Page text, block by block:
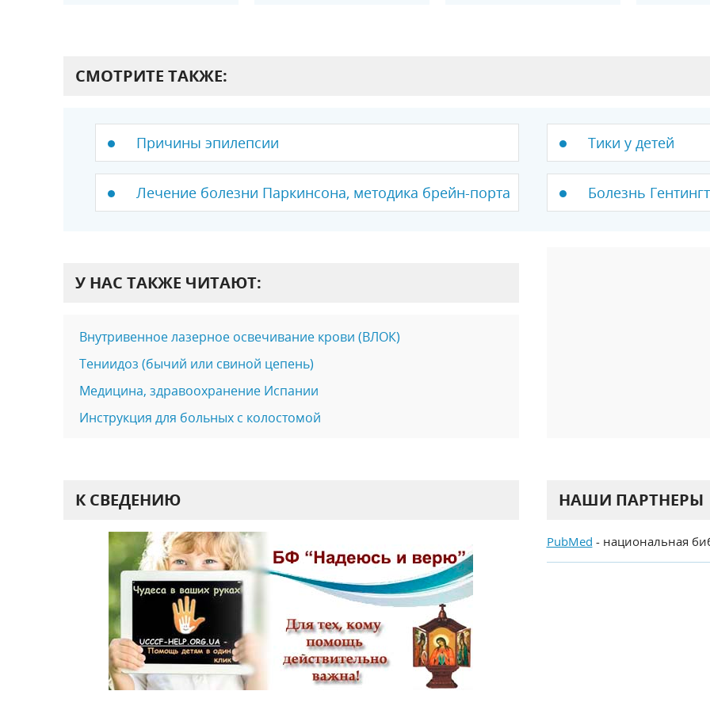
СМОТРИТЕ ТАКЖЕ:
Причины эпилепсии Тики у детей
Лечение болезни Паркинсона, методика брейн-порта Болезнь
У НАС ТАКЖЕ ЧИТАЮТ:
Внутривенное лазерное освечивание крови (ВЛОК)
Тениидоз (бычий или свиной цепень)
Медицина, здравоохранение Испании
Инструкция для больных с колостомой
К СВЕДЕНИЮ НАШИ ПАРТНЕРЫ
PubMed - национальная